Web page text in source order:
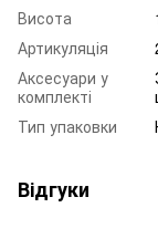
Висота
Артикуляція
Аксесуари у
комплекті
Тип упаковки
Відгуки